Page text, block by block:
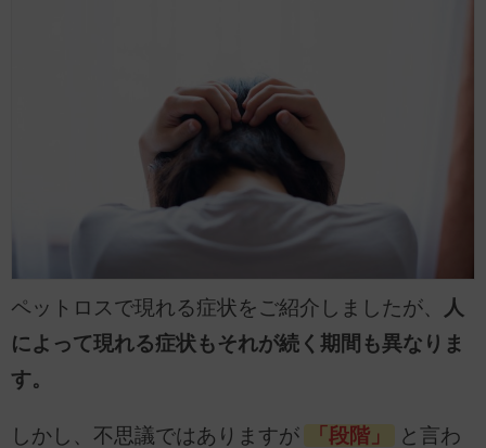
ペットロスで現れる症状をご紹介しましたが、
人
によって現れる症状もそれが続く期間も異なりま
す。
しかし、不思議ではありますが 「段階」
と言わ